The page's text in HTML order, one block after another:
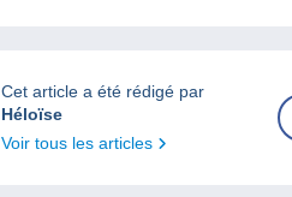
Cet article a été rédigé par
Héloïse
Voir tous les articles